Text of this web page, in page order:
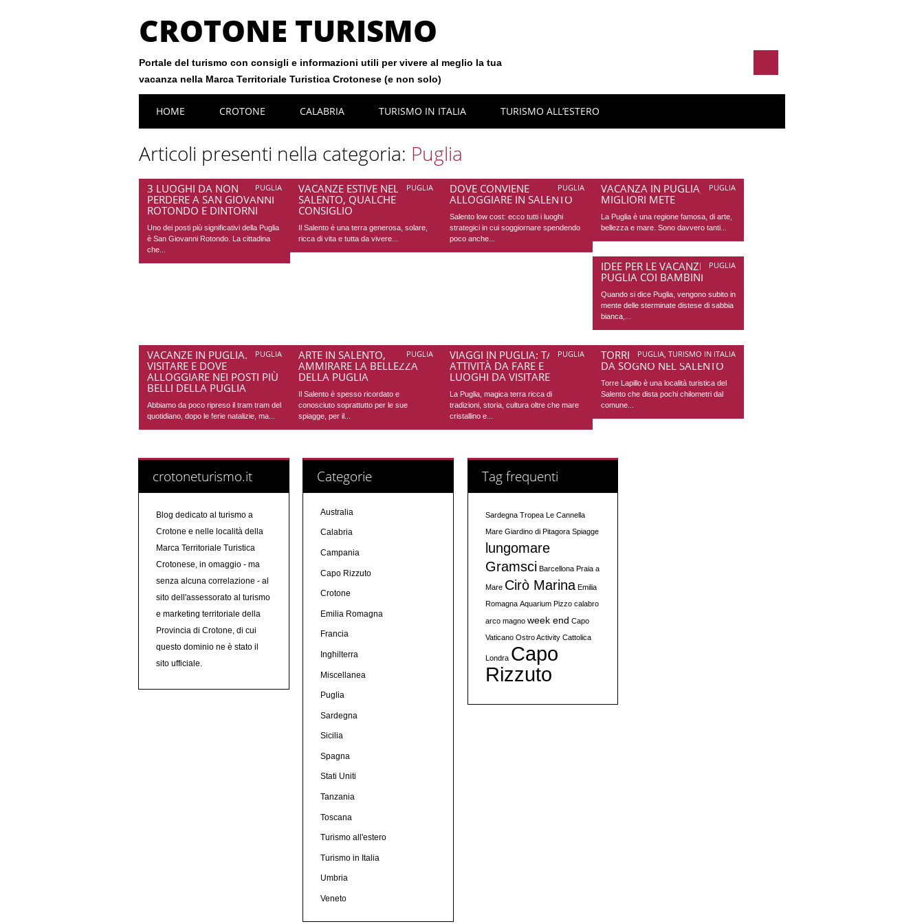
CROTONE TURISMO
Portale del turismo con consigli e informazioni utili per vivere al meglio la tua
vacanza nella Marca Territoriale Turistica Crotonese (e non solo)
Main menu
HOME CROTONE CALABRIA TURISMO IN ITALIA TURISMO ALL’ESTERO
Articoli presenti nella categoria: Puglia
PUGLIA
3 LUOGHI DA NON
PERDERE A SAN GIOVANNI
ROTONDO E DINTORNI
Uno dei posti più significativi della Puglia
è San Giovanni Rotondo. La cittadina
che...
PUGLIA
VACANZE ESTIVE NEL
SALENTO, QUALCHE
CONSIGLIO
Il Salento è una terra generosa, solare,
ricca di vita e tutta da vivere...
PUGLIA
DOVE CONVIENE
ALLOGGIARE IN SALENTO
Salento low cost: ecco tutti i luoghi
strategici in cui soggiornare spendendo
poco anche...
PUGLIA
VACANZA IN PUGLIA, LE
MIGLIORI METE
La Puglia è una regione famosa, di arte,
bellezza e mare. Sono davvero tanti...
PUGLIA
IDEE PER LE VACANZE IN
PUGLIA COI BAMBINI
Quando si dice Puglia, vengono subito in
mente delle sterminate distese di sabbia
bianca,...
PUGLIA
VACANZE IN PUGLIA. COSA
VISITARE E DOVE
ALLOGGIARE NEI POSTI PIÙ
BELLI DELLA PUGLIA
Abbiamo da poco ripreso il tram tram del
quotidiano, dopo le ferie natalizie, ma...
PUGLIA
ARTE IN SALENTO,
AMMIRARE LA BELLEZZA
DELLA PUGLIA
Il Salento è spesso ricordato e
conosciuto soprattutto per le sue
spiagge, per il...
PUGLIA
VIAGGI IN PUGLIA: TANTE
ATTIVITÀ DA FARE E
LUOGHI DA VISITARE
La Puglia, magica terra ricca di
tradizioni, storia, cultura oltre che mare
cristallino e...
PUGLIA,TURISMO IN ITALIA
TORRE LAPILLO: VACANZA
DA SOGNO NEL SALENTO
Torre Lapillo è una località turistica del
Salento che dista pochi chilometri dal
comune...
crotoneturismo.it
Blog dedicato al turismo a
Crotone e nelle località della
Marca Territoriale Turistica
Crotonese, in omaggio - ma
senza alcuna correlazione - al
sito dell'assessorato al turismo
e marketing territoriale della
Provincia di Crotone, di cui
questo dominio ne è stato il
sito ufficiale.
Categorie
Australia
Calabria
Campania
Capo Rizzuto
Crotone
Emilia Romagna
Francia
Inghilterra
Miscellanea
Puglia
Sardegna
Sicilia
Spagna
Stati Uniti
Tanzania
Toscana
Turismo all'estero
Turismo in Italia
Umbria
Veneto
Tag frequenti
Sardegna Tropea Le Cannella
Mare Giardino di Pitagora Spiagge
lungomare
Gramsci Barcellona Praia a
Mare Cirò Marina Emilia
Romagna Aquarium Pizzo calabro
arco magno week end Capo
Vaticano Ostro Activity Cattolica
Londra Capo
Rizzuto